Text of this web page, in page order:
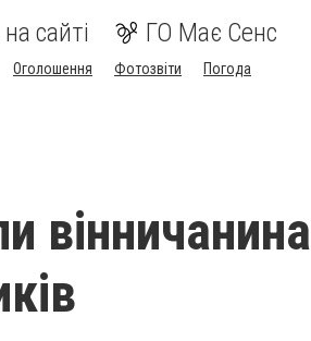
сайті ГО Має Сенс
Оголошення Фотозвіти
Погода
вінничанина